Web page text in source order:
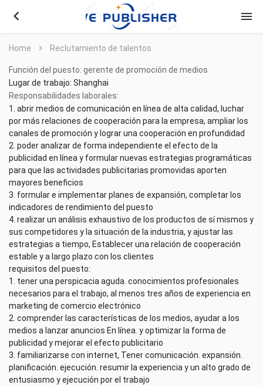
keyboard_arrow_left menu
Home chevron_right Reclutamiento de talentos
Función del puesto: gerente de promoción de medios
Lugar de trabajo: Shanghai
Responsabilidades laborales:
1. abrir medios de comunicación en línea de alta calidad, luchar
por más relaciones de cooperación para la empresa, ampliar los
canales de promoción y lograr una cooperación en profundidad
2. poder analizar de forma independiente el efecto de la
publicidad en línea y formular nuevas estrategias programáticas
para que las actividades publicitarias promovidas aporten
mayores beneficios
3. formular e implementar planes de expansión, completar los
indicadores de rendimiento del puesto
4. realizar un análisis exhaustivo de los productos de sí mismos y
sus competidores y la situación de la industria, y ajustar las
estrategias a tiempo, Establecer una relación de cooperación
estable y a largo plazo con los clientes
requisitos del puesto:
1. tener una perspicacia aguda. conocimientos profesionales
necesarios para el trabajo, al menos tres años de experiencia en
marketing de comercio electrónico
2. comprender las características de los medios, ayudar a los
medios a lanzar anuncios En línea. y optimizar la forma de
publicidad y mejorar el efecto publicitario
3. familiarizarse con internet, Tener comunicación. expansión.
planificación. ejecución. resumir la experiencia y un alto grado de
entusiasmo y ejecución por el trabajo